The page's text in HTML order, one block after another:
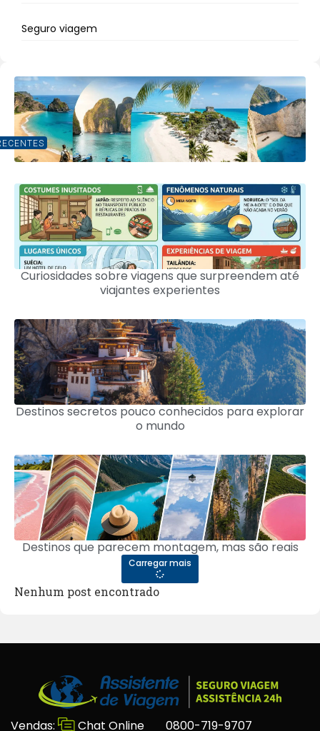
Seguro viagem
Curiosidades sobre viagens que surpreendem até
viajantes experientes
Destinos secretos pouco conhecidos para explorar
o mundo
Destinos que parecem montagem, mas são reais
Carregar mais
Nenhum post encontrado
Vendas: Chat Online 0800-719-9707